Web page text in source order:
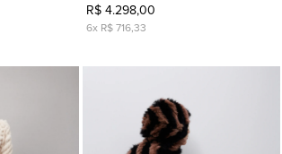
R$ 4.298,00
6x R$ 716,33